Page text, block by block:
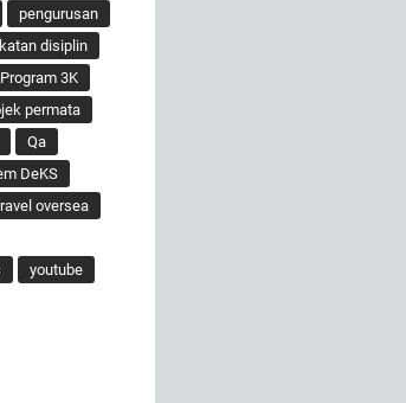
pengurusan
disiplin
Program 3K
permata
Qa
DeKS
oversea
youtube